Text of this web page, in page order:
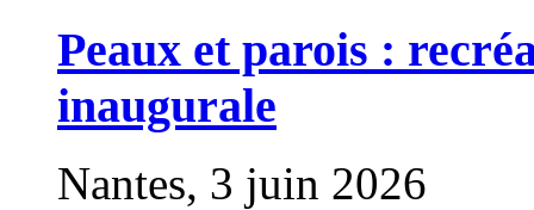
Peaux et parois :
inaugurale
Nantes, 3 juin 2026